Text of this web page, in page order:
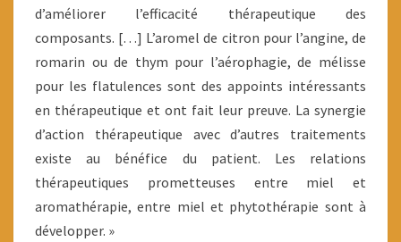
d’améliorer l’efficacité thérapeutique des
composants. […] L’aromel de citron pour l’angine, de
romarin ou de thym pour l’aérophagie, de mélisse
pour les flatulences sont des appoints intéressants
en thérapeutique et ont fait leur preuve. La synergie
d’action thérapeutique avec d’autres traitements
existe au bénéfice du patient. Les relations
thérapeutiques prometteuses entre miel et
aromathérapie, entre miel et phytothérapie sont à
développer. »